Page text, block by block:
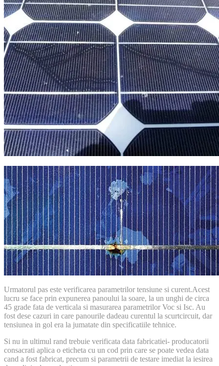
Urmatorul pas este verificarea parametrilor tensiune si curent.Acest
lucru se face prin expunerea panoului la soare, la un unghi de circa
45 grade fata de verticala si masurarea parametrilor Voc si Isc. Au
fost dese cazuri in care panourile dadeau curentul la scurtcircuit, dar
tensiunea in gol era la jumatate din specificatiile tehnice.
Si nu in ultimul rand trebuie verificata data fabricatiei- producatorii
consacrati aplica o eticheta cu un cod prin care se poate vedea data
cand a fost fabricat, precum si parametrii de testare imediat la iesirea